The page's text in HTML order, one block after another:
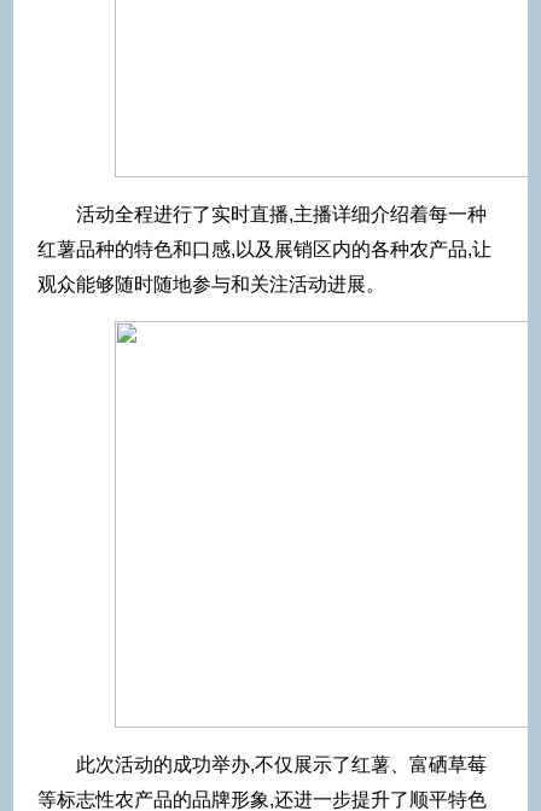
活动全程进行了实时直播,主播详细介绍着每一种
红薯品种的特色和口感,以及展销区内的各种农产品,让
观众能够随时随地参与和关注活动进展。
此次活动的成功举办,不仅展示了红薯、富硒草莓
等标志性农产品的品牌形象,还进一步提升了顺平特色